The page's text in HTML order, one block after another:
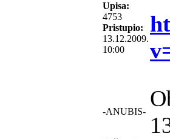
Upisa:
4753
Pristupio:
13.12.2009.
10:00
-ANUBIS-